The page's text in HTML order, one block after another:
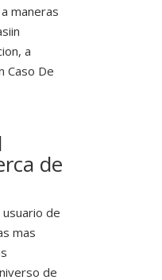
maneras
a
Caso De
de
usuario de
mas
de